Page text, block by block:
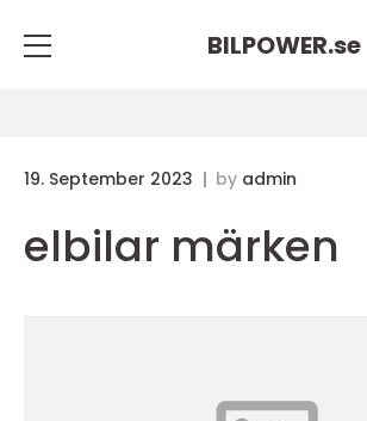
BILPOWER.se
19. September 2023 by admin
elbilar märken